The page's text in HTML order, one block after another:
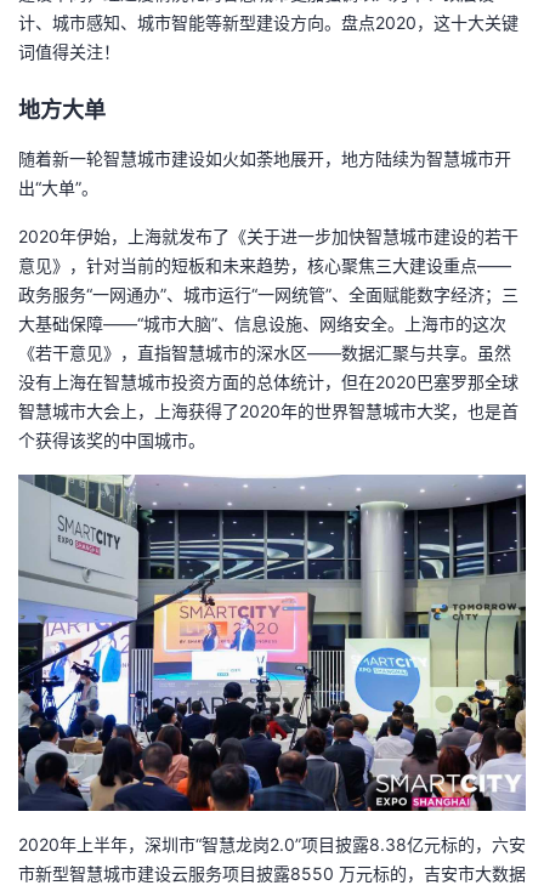
子
直
播
的
活
动
我
的
关
我
的
发
者
学
我
的
课
程
我
的
认
证
我
的
实
验
我
的
收
藏
我
Programs
的
支
持
的
技
术
支
持
我
的
云
声
建
议
计、城市感知、城市智能等新型建设方向。盘点2020，这十大关键
词值得关注！
地方大单
随着新一轮智慧城市建设如火如荼地展开，地方陆续为智慧城市开
出“大单”。
2020年伊始，上海就发布了《关于进一步加快智慧城市建设的若干
意见》，针对当前的短板和未来趋势，核心聚焦三大建设重点——
政务服务“一网通办”、城市运行“一网统管”、全面赋能数字经济；三
大基础保障——“城市大脑”、信息设施、网络安全。上海市的这次
《若干意见》，直指智慧城市的深水区——数据汇聚与共享。虽然
没有上海在智慧城市投资方面的总体统计，但在2020巴塞罗那全球
智慧城市大会上，上海获得了2020年的世界智慧城市大奖，也是首
个获得该奖的中国城市。
2020年上半年，深圳市“智慧龙岗2.0”项目披露8.38亿元标的，六安
市新型智慧城市建设云服务项目披露8550 万元标的，吉安市大数据